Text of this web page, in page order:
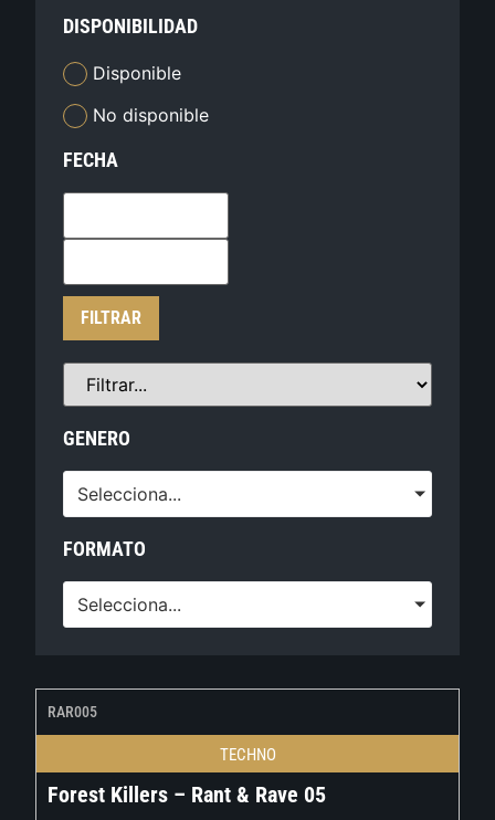
DISPONIBILIDAD
Disponible
No disponible
FECHA
FILTRAR
GENERO
Selecciona...
FORMATO
Selecciona...
RAR005
TECHNO
Forest Killers – Rant & Rave 05